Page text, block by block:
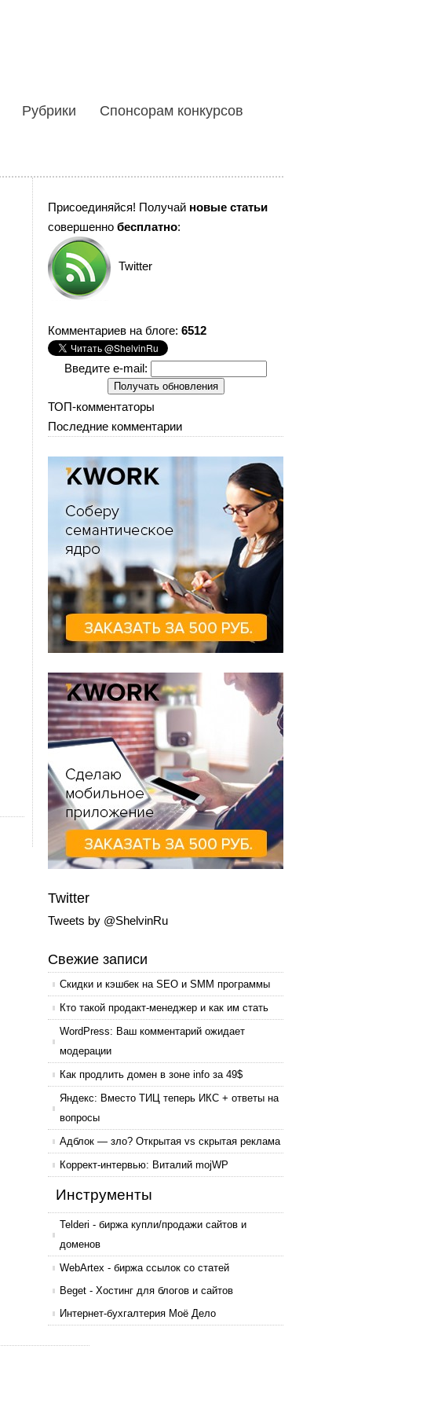
Рубрики Спонсорам конкурсов
Присоединяйся! Получай новые статьи
совершенно бесплатно:
Twitter
Комментариев на блоге: 6512
Введите e-mail:
ТОП-комментаторы
Последние комментарии
Twitter
Tweets by @ShelvinRu
Свежие записи
Скидки и кэшбек на SEO и SMM программы
Кто такой продакт-менеджер и как им стать
WordPress: Ваш комментарий ожидает
модерации
Как продлить домен в зоне info за 49$
Яндекс: Вместо ТИЦ теперь ИКС + ответы на
вопросы
Адблок — зло? Открытая vs скрытая реклама
Коррект-интервью: Виталий mojWP
Инструменты
Telderi - биржа купли/продажи сайтов и
доменов
WebArtex - биржа ссылок со статей
Beget - Хостинг для блогов и сайтов
Интернет-бухгалтерия Моё Дело